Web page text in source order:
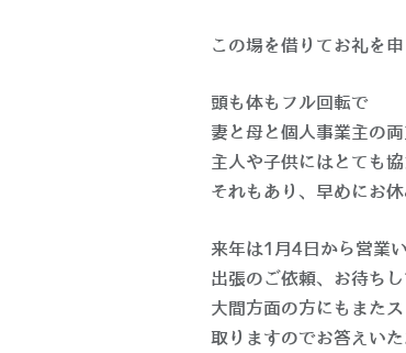
この場を借りてお礼を申
頭も体もフル回転で
妻と母と個人事業主の
主人や子供にはとても
それもあり、早めにお
来年は1月4日から営業い
出張のご依頼、お待ちし
大間方面の方にもまた
取りますのでお答えいた